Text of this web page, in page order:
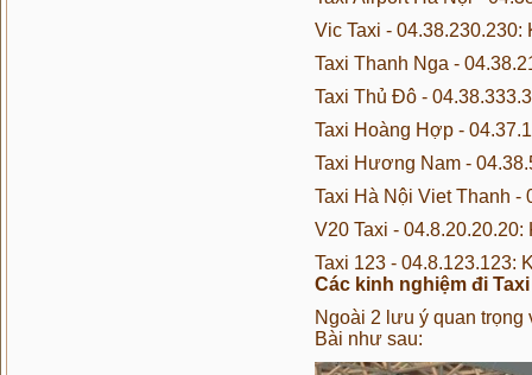
Vic Taxi -
Taxi Thanh Nga -
Taxi Thủ Đô -
Taxi Hoàng Hợp -
Taxi Hương Nam -
Taxi Hà Nội Viet Thanh -
V20 Taxi -
Taxi 123 - 04.8.123.123:
Các kinh nghiệm đi
Ngoài 2 lưu ý quan trọng
Bài như sau: